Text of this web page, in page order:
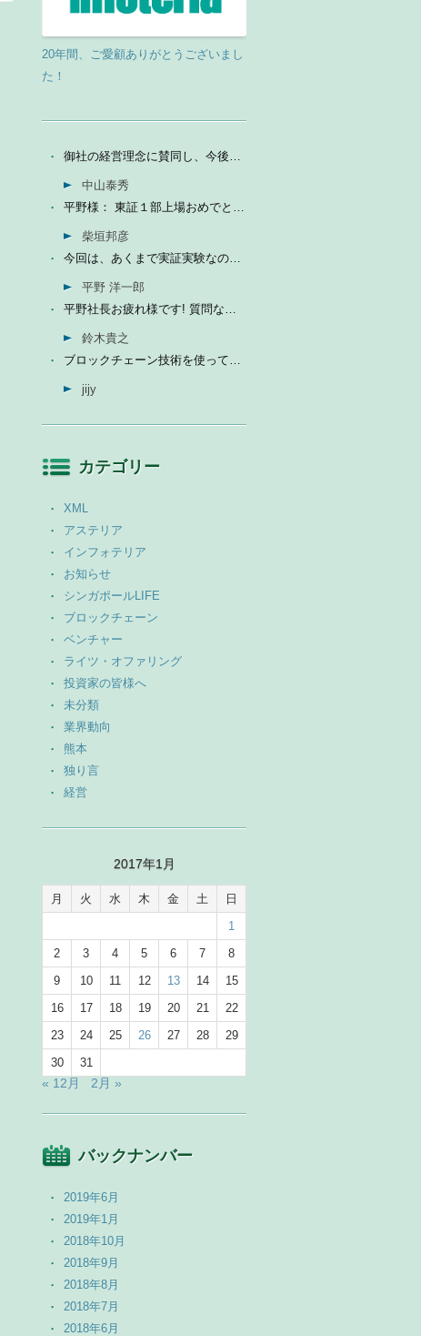
20年間、ご愛顧ありがとうございまし
た！
御社の経営理念に賛同し、今後の成長を期待して今日微量なが...
中山泰秀
平野様： 東証１部上場おめでとうございます。ひとえに平...
柴垣邦彦
今回は、あくまで実証実験なので、当社の売上に関しては未定...
平野 洋一郎
平野社長お疲れ様です! 質問なんですが、インフォテリアはソ...
鈴木貴之
ブロックチェーン技術を使って、現状それなりに触れる機会が...
jijy
カテゴリー
XML
アステリア
インフォテリア
お知らせ
シンガポールLIFE
ブロックチェーン
ベンチャー
ライツ・オファリング
投資家の皆様へ
未分類
業界動向
熊本
独り言
経営
2017年1月
月 火 水 木 金 土
日
1
2
3 4 5 6 7
8
9
10 11 12 13 14
15
16
17 18 19 20 21
22
23
24 25 26 27 28
29
30
31
« 12月 2月 »
バックナンバー
2019年6月
2019年1月
2018年10月
2018年9月
2018年8月
2018年7月
2018年6月